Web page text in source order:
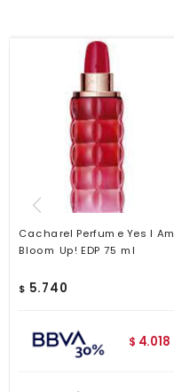
Cacharel Perfume Yes I Am
Bloom Up! EDP 75 ml
$ 5.740
$ 4.018